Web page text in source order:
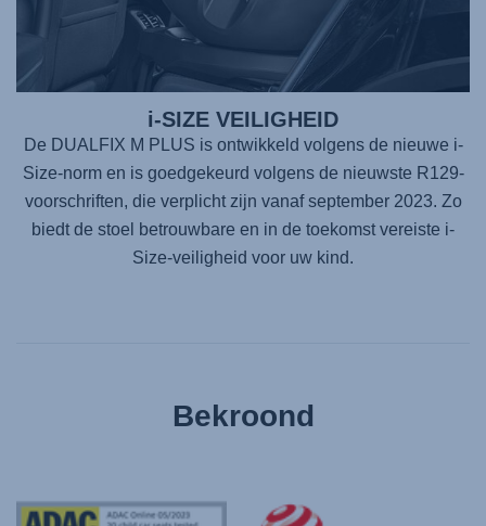
i-SIZE VEILIGHEID
De DUALFIX M PLUS is ontwikkeld volgens de nieuwe i-
Size-norm en is goedgekeurd volgens de nieuwste R129-
voorschriften, die verplicht zijn vanaf september 2023. Zo
biedt de stoel betrouwbare en in de toekomst vereiste i-
Size-veiligheid voor uw kind.
Bekroond